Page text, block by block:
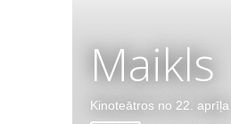
Maikls
Kinoteātros no 22. aprīļa